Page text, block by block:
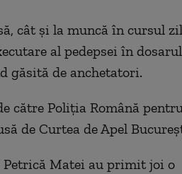
cât și la muncă în cursul
al pedepsei în dosarul
găsită de anchetatori.
către Poliția Română pentru
de Curtea de Apel
Petrică Matei au primit joi o